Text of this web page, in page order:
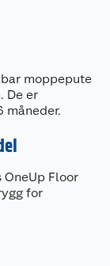
moppepute
De er
måneder.
Floor
for